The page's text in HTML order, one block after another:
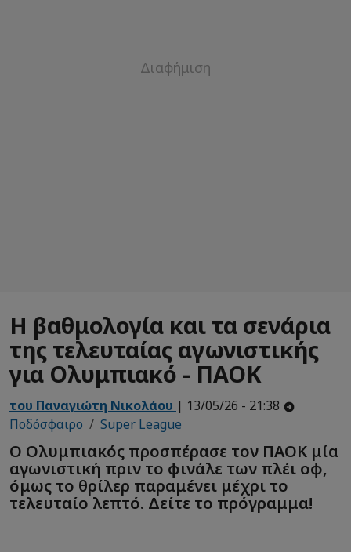
Η βαθμολογία και τα σενάρια
της τελευταίας αγωνιστικής
για Ολυμπιακό - ΠΑΟΚ
του Παναγιώτη Νικολάου | 13/05/26 - 21:38
Ποδόσφαιρο
Super League
Ο Ολυμπιακός προσπέρασε τον ΠΑΟΚ μία
αγωνιστική πριν το φινάλε των πλέι οφ,
όμως το θρίλερ παραμένει μέχρι το
τελευταίο λεπτό. Δείτε το πρόγραμμα!